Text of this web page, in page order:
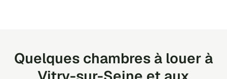
Quelques chambres à louer à